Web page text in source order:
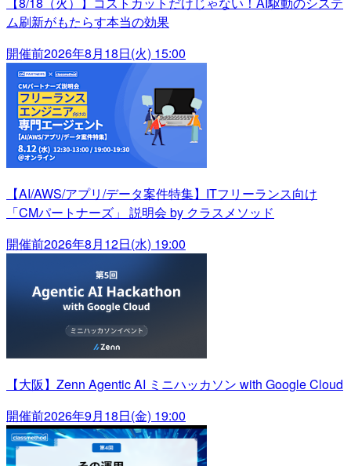
ム刷新がもたらす本当の効果
開催前2026年8月18日(火) 15:00
【AI/AWS/アプリ/データ案件特集】ITフリーランス向け
「CMパートナーズ」 説明会 by クラスメソッド
開催前2026年8月12日(水) 19:00
【大阪】Zenn Agentic AI ミニハッカソン with Google Cloud
開催前2026年9月18日(金) 19:00